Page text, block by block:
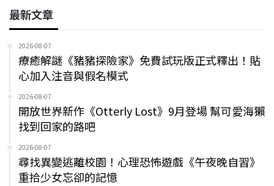
最新文章
2026-08-07
療癒解謎《豬豬探險家》免費試玩版正式釋出！貼
心加入注音與假名模式
2026-08-07
開放世界新作《Otterly Lost》9月登場 幫可愛海獺
找到回家的路吧
2026-08-07
尋找異變逃離校園！心理恐怖遊戲《午夜晚自習》
重拾少女忘卻的記憶